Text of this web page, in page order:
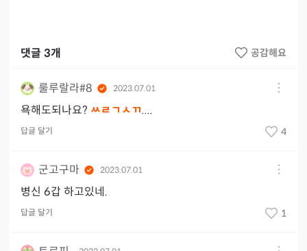
댓글 3개 공감해요
룰루랄라#8 2023.07.01
욕해도되나요? ㅆㄹㄱㅅㄲ....
답글 달기 4
군고구마 2023.07.01
병신 6갑 하고있네.
답글 달기 1